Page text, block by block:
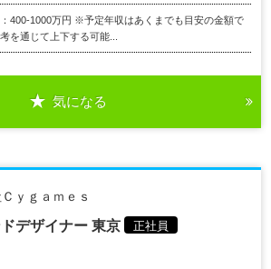
400-1000万円 ※予定年収はあくまでも目安の金額で
を通じて上下する可能...
気になる
ｙｇａｍｅｓ
デザイナー 東京 正社員